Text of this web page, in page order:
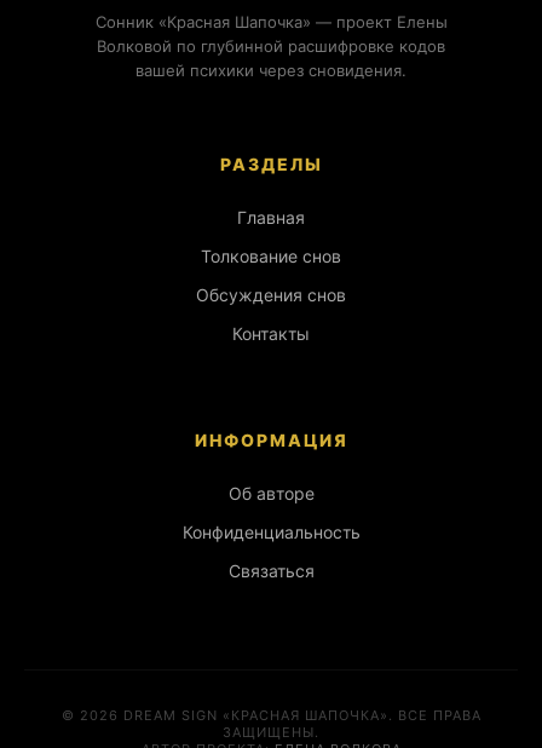
Сонник «Красная Шапочка» — проект Елены
Волковой по глубинной расшифровке кодов
вашей психики через сновидения.
РАЗДЕЛЫ
Главная
Толкование снов
Обсуждения снов
Контакты
ИНФОРМАЦИЯ
Об авторе
Конфиденциальность
Связаться
© 2026 DREAM SIGN «КРАСНАЯ ШАПОЧКА». ВСЕ ПРАВА
ЗАЩИЩЕНЫ.